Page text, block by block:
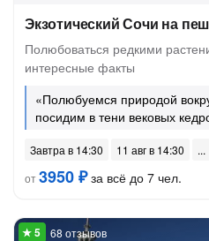
Экзотический Сочи на
Полюбоваться редкими
интересные факты
«Полюбуемся природой
посидим в тени вековых
Завтра в 14:30
11 авг в 14:30
от3950 ₽за всё до 7 чел.
68 отзывов